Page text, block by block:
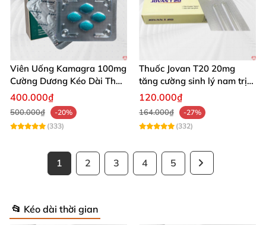
Viên Uống Kamagra 100mg
Cường Dương Kéo Dài Thời
Gian
400.000₫
500.000₫
-20%
(333)
Thuốc Jovan T20 20mg
tăng cường sinh lý nam trị
xuất tinh sớm hiệu quả
120.000₫
164.000₫
-27%
(332)
1 2 3 4 5
📂 Kéo dài thời gian